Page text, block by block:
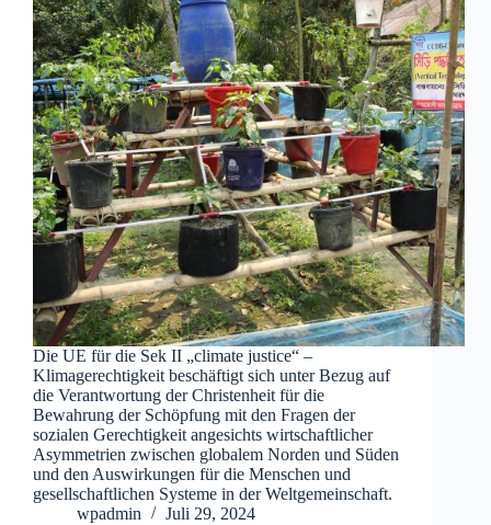
Die UE für die Sek II „climate justice“ –
Klimagerechtigkeit beschäftigt sich unter Bezug auf
die Verantwortung der Christenheit für die
Bewahrung der Schöpfung mit den Fragen der
sozialen Gerechtigkeit angesichts wirtschaftlicher
Asymmetrien zwischen globalem Norden und Süden
und den Auswirkungen für die Menschen und
gesellschaftlichen Systeme in der Weltgemeinschaft.
wpadmin
Juli 29, 2024